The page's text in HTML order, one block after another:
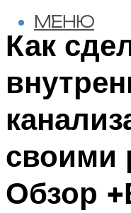
МЕНЮ
Как
своими
Обзор